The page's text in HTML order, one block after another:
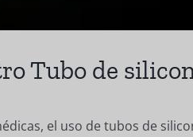
Tubo de
el uso de tubos de